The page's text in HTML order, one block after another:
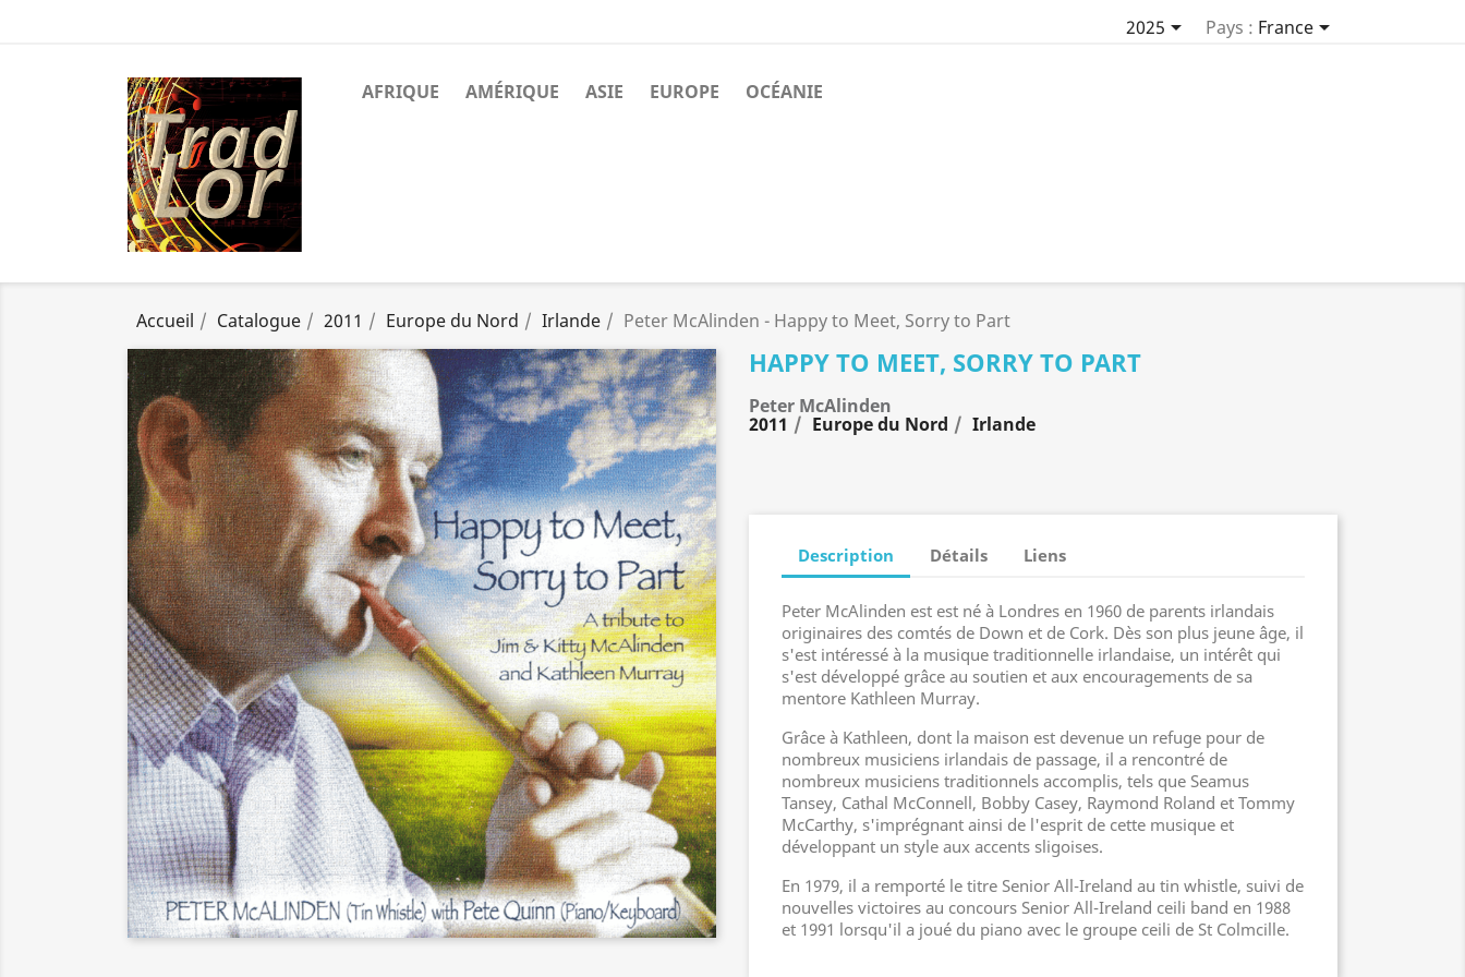
2025 Pays : France
AFRIQUE AMÉRIQUE ASIE EUROPE OCÉANIE
Accueil Catalogue 2011 Europe du Nord Irlande Peter McAlinden - Happy to Meet, Sorry to Part
HAPPY TO MEET, SORRY TO PART
Peter McAlinden
2011 Europe du Nord Irlande
Description Détails Liens
Peter McAlinden est est né à Londres en 1960 de parents irlandais
originaires des comtés de Down et de Cork. Dès son plus jeune âge, il
s'est intéressé à la musique traditionnelle irlandaise, un intérêt qui
s'est développé grâce au soutien et aux encouragements de sa
mentore Kathleen Murray.
Grâce à Kathleen, dont la maison est devenue un refuge pour de
nombreux musiciens irlandais de passage, il a rencontré de
nombreux musiciens traditionnels accomplis, tels que Seamus
Tansey, Cathal McConnell, Bobby Casey, Raymond Roland et Tommy
McCarthy, s'imprégnant ainsi de l'esprit de cette musique et
développant un style aux accents sligoises.
En 1979, il a remporté le titre Senior All-Ireland au tin whistle, suivi de
nouvelles victoires au concours Senior All-Ireland ceili band en 1988
et 1991 lorsqu'il a joué du piano avec le groupe ceili de St Colmcille.